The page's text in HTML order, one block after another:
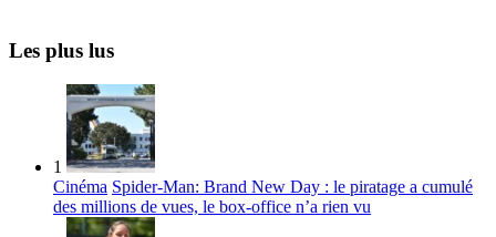
Les plus lus
1
Cinéma Spider-Man: Brand New Day : le piratage a cumulé
des millions de vues, le box-office n’a rien vu